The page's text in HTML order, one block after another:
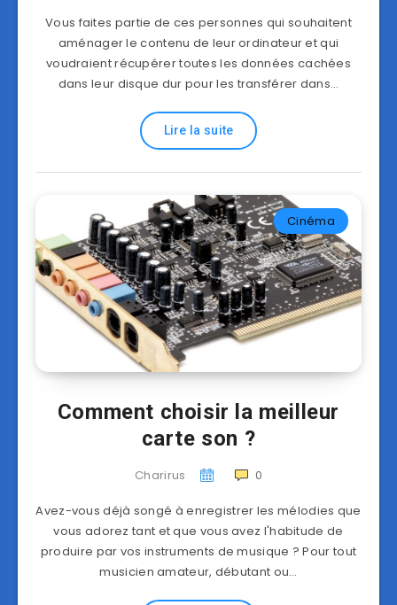
Vous faites partie de ces personnes qui souhaitent
aménager le contenu de leur ordinateur et qui
voudraient récupérer toutes les données cachées
dans leur disque dur pour les transférer dans…
Lire la suite
Cinéma
Comment choisir la meilleur
carte son ?
Charirus 0
Avez-vous déjà songé à enregistrer les mélodies que
vous adorez tant et que vous avez l'habitude de
produire par vos instruments de musique ? Pour tout
musicien amateur, débutant ou…